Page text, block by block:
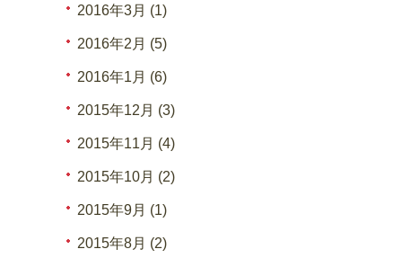
2016年3月 (1)
2016年2月 (5)
2016年1月 (6)
2015年12月 (3)
2015年11月 (4)
2015年10月 (2)
2015年9月 (1)
2015年8月 (2)